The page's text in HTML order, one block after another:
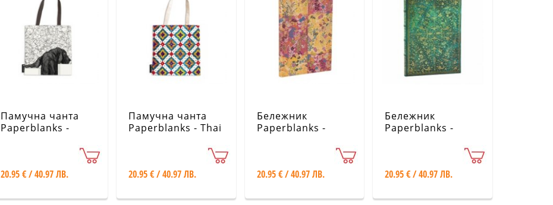
Памучна чанта
Paperblanks -
20.95 € / 40.97 ЛВ.
Памучна чанта
Paperblanks - Thai
20.95 € / 40.97 ЛВ.
Бележник
Paperblanks -
20.95 € / 40.97 ЛВ.
Бележник
Paperblanks -
Emerald Flower /
20.95 € / 40.97 ЛВ.